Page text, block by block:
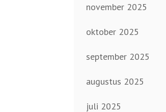
november 2025
oktober 2025
september 2025
augustus 2025
juli 2025